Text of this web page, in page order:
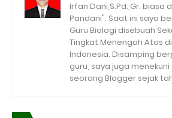
Irfan Dani,S.Pd.,Gr. biasa
Pandani". Saat ini saya
Guru Biologi disebuah
Tingkat Menengah Atas
Indonesia. Disamping
guru, saya juga
seorang Blogger sejak